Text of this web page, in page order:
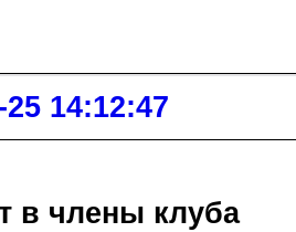
25 14:12:47
в члены клуба